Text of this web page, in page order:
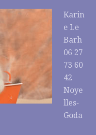
Karin
e Le
Barh
06 27
73 60
42
Noye
lles-
Goda